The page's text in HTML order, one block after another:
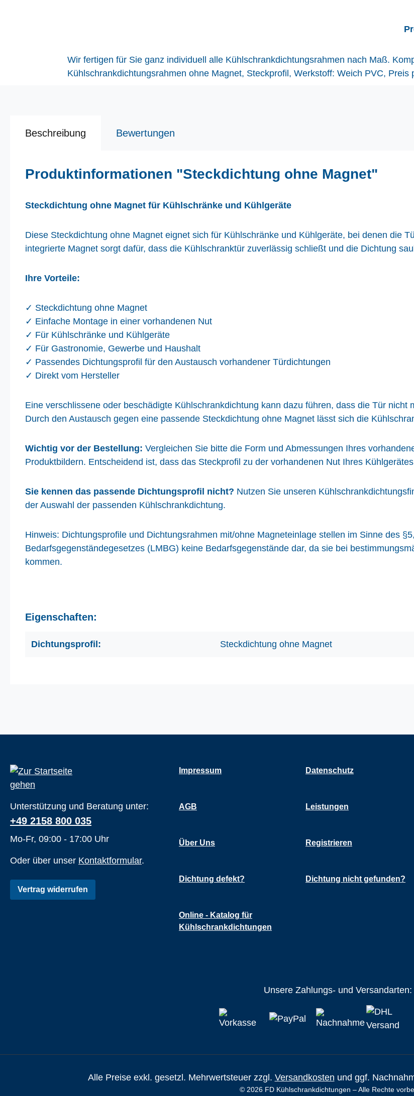
Wir fertigen für Sie ganz individuell alle Kühlschrankdichtungsrahmen nach Maß.
Kühlschrankdichtungsrahmen ohne Magnet, Steckprofil, Werkstoff: Weich PVC, Preis
Beschreibung Bewertungen
Produktinformationen "Steckdichtung ohne Magnet"
Steckdichtung ohne Magnet für Kühlschränke und Kühlgeräte
Diese Steckdichtung ohne Magnet eignet sich für Kühlschränke und Kühlgeräte, bei denen die
integrierte Magnet sorgt dafür, dass die Kühlschranktür zuverlässig schließt und die Dichtung
Ihre Vorteile:
✓ Steckdichtung ohne Magnet
✓ Einfache Montage in einer vorhandenen Nut
✓ Für Kühlschränke und Kühlgeräte
✓ Für Gastronomie, Gewerbe und Haushalt
✓ Passendes Dichtungsprofil für den Austausch vorhandener Türdichtungen
✓ Direkt vom Hersteller
Eine verschlissene oder beschädigte Kühlschrankdichtung kann dazu führen, dass die Tür
Durch den Austausch gegen eine passende Steckdichtung ohne Magnet lässt sich die
Wichtig vor der Bestellung: Vergleichen Sie bitte die Form und Abmessungen Ihres
Produktbildern. Entscheidend ist, dass das Steckprofil zu der vorhandenen Nut Ihres
Sie kennen das passende Dichtungsprofil nicht? Nutzen Sie unseren
der Auswahl der passenden Kühlschrankdichtung.
Hinweis: Dichtungsprofile und Dichtungsrahmen mit/ohne Magneteinlage stellen im Sinne des
Bedarfsgegenständegesetzes (LMBG) keine Bedarfsgegenstände dar, da sie bei
kommen.
Eigenschaften:
Dichtungsprofil: Steckdichtung ohne Magnet
Unterstützung und Beratung unter:
+49 2158 800 035
Mo-Fr, 09:00 - 17:00 Uhr
Oder über unser Kontaktformular.
Vertrag widerrufen
Impressum Datenschutz
AGB Leistungen
Über Uns Registrieren
Dichtung defekt? Dichtung nicht gefunden?
Online - Katalog für
Kühlschrankdichtungen
Unsere Zahlungs- und Versandarten:
Alle Preise exkl. gesetzl. Mehrwertsteuer zzgl. Versandkosten und ggf.